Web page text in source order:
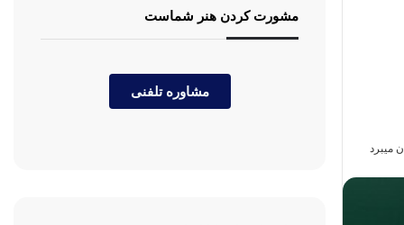
مشورت کردن هنر شماست
مشاوره تلفنی